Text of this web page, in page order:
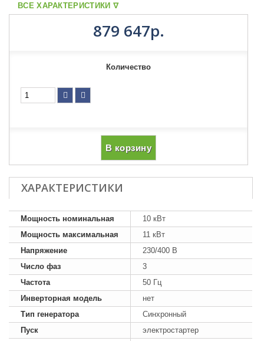
ВСЕ ХАРАКТЕРИСТИКИ ᐁ
879 647р.
Количество
В корзину
ХАРАКТЕРИСТИКИ
Мощность номинальная
10 кВт
Мощность максимальная
11 кВт
Напряжение
230/400 В
Число фаз
3
Частота
50 Гц
Инверторная модель
нет
Тип генератора
Синхронный
Пуск
электростартер